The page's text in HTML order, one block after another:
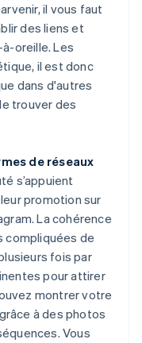
il vous faut
des liens et
oreille. Les
il est donc
dans d'autres
trouver des
de réseaux
s’appuient
promotion sur
La cohérence
compliquées de
fois par
pour attirer
montrer votre
à des photos
Vous